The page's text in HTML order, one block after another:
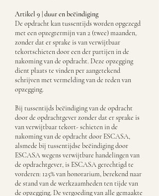
Artikel 9 | duur en beëindiging
De opdracht kan tussentijds worden opgezegd
met een opzegtermijn van 2 (twee) maanden,
zonder dat er sprake is van verwijtbaar
tekortschieten door een der partijen in de
nakoming van de opdracht. Deze opzegging
dient plaats te vinden per aangetekend
schrijven met vermelding van de reden van
opzegging.
Bij tussentijds beëindiging van de opdracht
door de opdrachtgever zonder dat er sprake is
van verwijtbaar tekort- schieten in de
nakoming van de opdracht door ESCASA,
alsmede bij tussentijdse beëindiging door
ESCASA wegens verwijtbare handelingen van
de opdrachtgever, is ESCASA gerechtigd te
vorderen: 125% van honorarium, berekend naar
de stand van de werkzaamheden ten tijde van
de opzegging. De vergoeding van alle gemaakte